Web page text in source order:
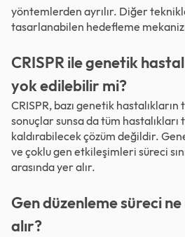
yöntemlerden ayrılır. Diğer
tasarlanabilen hedefleme
CRISPR ile genetik
yok edilebilir mi?
CRISPR, bazı genetik
sonuçlar sunsa da tüm
kaldırabilecek çözüm değildir.
ve çoklu gen etkileşimleri süreci
arasında yer alır.
Gen düzenleme süreci
alır?